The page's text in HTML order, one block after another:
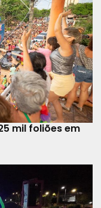
mil foliões em